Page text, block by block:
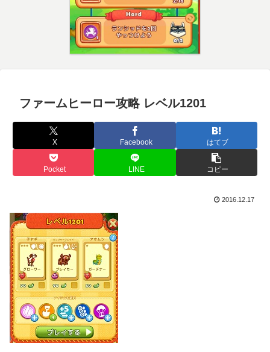
ファームヒーロー攻略 レベル1201
X Facebook はてブ
Pocket LINE コピー
2016.12.17